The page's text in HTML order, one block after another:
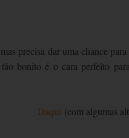
precisa dar uma chance
bonito é o cara perfeito
Daqui (com algumas